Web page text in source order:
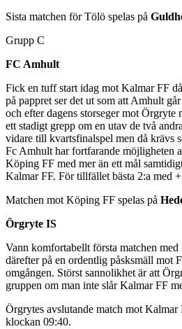
Sista matchen för Tölö spelas på
Grupp C
FC Amhult
Fick en tuff start idag mot Kalmar FF
på pappret ser det ut som att Amhult
och efter dagens storseger mot Örgryte
ett stadigt grepp om en utav de två
vidare till kvartsfinalspel men då krävs
Fc Amhult har fortfarande möjligheten
Köping FF med mer än ett mål
Kalmar FF. För tillfället bästa 2:a med
Matchen mot Köping FF spelas på
Örgryte IS
Vann komfortabellt första matchen
därefter på en ordentlig påsksmäll mot
omgången. Störst sannolikhet är att
gruppen om man inte slår Kalmar FF
Örgrytes avslutande match mot Kalmar
klockan 09:40.